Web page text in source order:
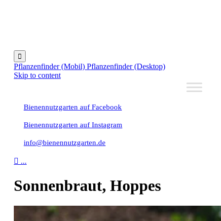

Pflanzenfinder (Mobil) Pflanzenfinder (Desktop)
Skip to content
Bienennutzgarten auf Facebook
Bienennutzgarten auf Instagram
info@bienennutzgarten.de
 ...
Sonnenbraut, Hoppes